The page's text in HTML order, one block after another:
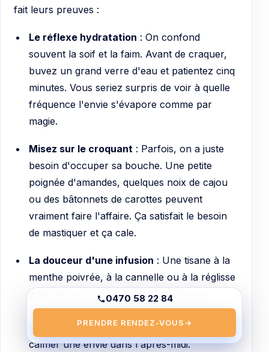
fait leurs preuves :
Le réflexe hydratation : On confond
souvent la soif et la faim. Avant de craquer,
buvez un grand verre d'eau et patientez cinq
minutes. Vous seriez surpris de voir à quelle
fréquence l'envie s'évapore comme par
magie.
Misez sur le croquant : Parfois, on a juste
besoin d'occuper sa bouche. Une petite
poignée d'amandes, quelques noix de cajou
ou des bâtonnets de carottes peuvent
vraiment faire l'affaire. Ça satisfait le besoin
de mastiquer et ça cale.
La douceur d'une infusion : Une tisane à la
menthe poivrée, à la cannelle ou à la réglisse
apporte un goût naturellement doux et
réconfortant, sans le moindre gramme de
sucre. C'est parfait pour clore un repas ou
calmer une envie dans l'après-midi.
0470 58 22 84
PRENDRE RENDEZ-VOUS→